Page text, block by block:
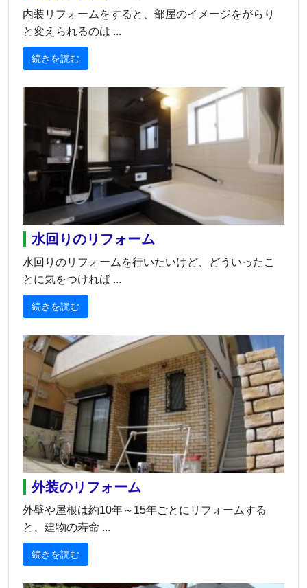
内装リフォームをすると、部屋のイメージをがらり
と変えられるのは ...
続きを読む
水回りのリフォーム
水回りのリフォームを行いたいけど、どういったこ
とに気をつければ ...
続きを読む
外装のリフォーム
外壁や屋根は約10年～15年ごとにリフォームする
と、建物の寿命 ...
続きを読む